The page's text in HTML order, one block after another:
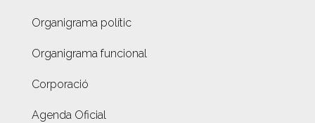
Organigrama polític
Organigrama funcional
Corporació
Agenda Oficial